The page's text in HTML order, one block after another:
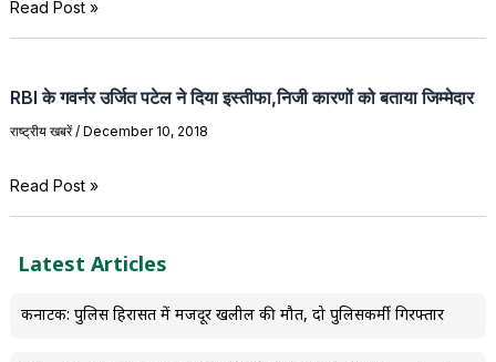
Read Post »
RBI‌ के गवर्नर उर्जित पटेल ने दिया इस्तीफा,निजी कारणों को बताया जिम्मेदार
राष्ट्रीय खबरें/ December 10, 2018
Read Post »
Latest Articles
कर्नाटक: पुलिस हिरासत में मजदूर खलील की मौत, दो पुलिसकर्मी गिरफ्तार